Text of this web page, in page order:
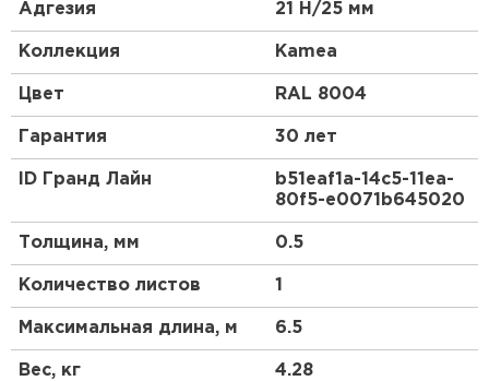
Металлочерепица Kamea (Камея) - это
современный премиум-класс, самое стильное
решение для Вашей кровли.
Металлочерепица Kamea (Камея) изготавливается
на европейском оборудовании только из
высококачественной стали. Представлена в
лучших покрытиях Grand Line.
Адгезия 21 Н/25 мм
Коллекция Kamea
Цвет RAL 8004
Гарантия 30 лет
ID Гранд Лайн
b51eaf1a-14c5-11ea-
80f5-e0071b645020
Толщина, мм 0.5
Количество листов 1
Максимальная длина, м 6.5
Вес, кг 4.28